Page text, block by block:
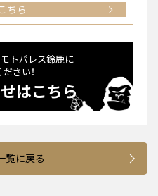
ちら
トパレス鈴⿅に
さい！
はこちら
覧に戻る